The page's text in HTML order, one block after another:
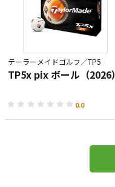
テーラーメイドゴルフ／TP5
TP5x pix ボール（2026）
0.0